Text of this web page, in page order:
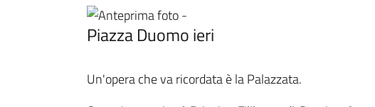
Piazza Duomo ieri
Un'opera che va ricordata è la Palazzata.